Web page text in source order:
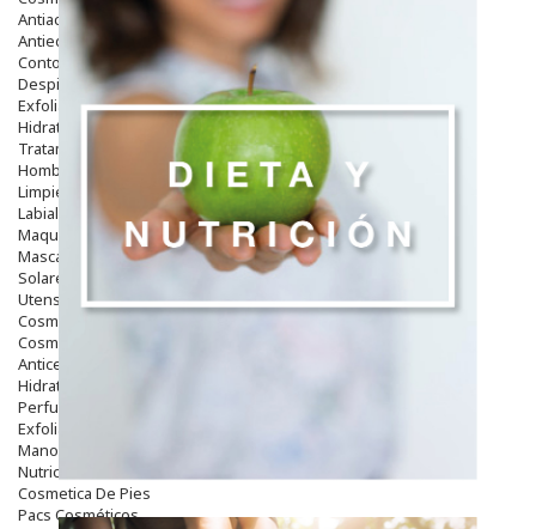
Antiacné
Antiedad
Contorno De Ojos
Despigmentantes
Exfoliantes
Hidratantes
Tratamientos De Noche
Hombre
Limpieza
Labiales
Maquillajes Y Color
Mascarillas
Solares
Utensilios
Cosmética Capilar
Cosmética Corporal
Anticelulíticos
Hidratantes Corporales
Perfumes Y Colonias
Exfoliantes Corporales
Manos Y Uñas
Nutricosmética
Cosmetica De Pies
Pacs Cosméticos